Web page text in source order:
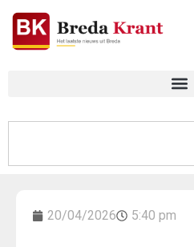
20/04/2026 5:40 pm